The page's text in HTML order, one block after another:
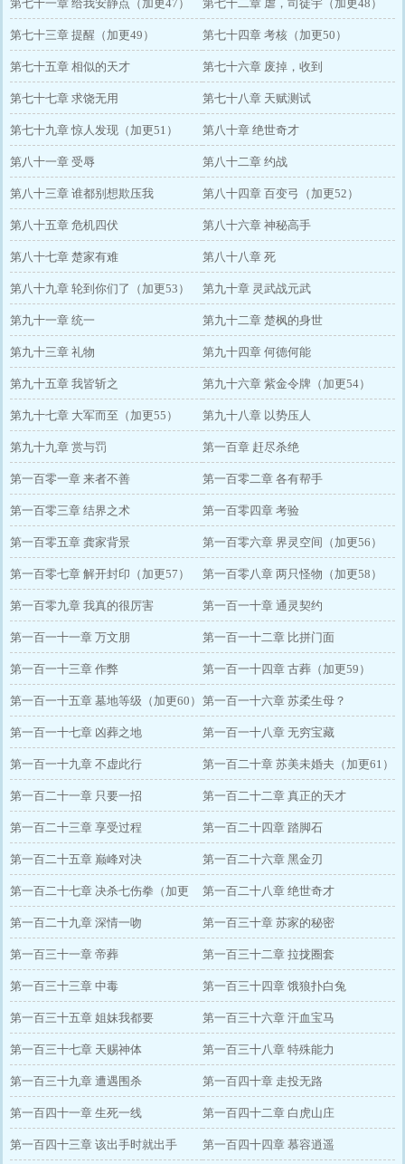
第七十一章 给我安静点（加更47） 第七十二章 虐，司徒宇（加更48）
第七十三章 提醒（加更49） 第七十四章 考核（加更50）
第七十五章 相似的天才 第七十六章 废掉，收到
第七十七章 求饶无用 第七十八章 天赋测试
第七十九章 惊人发现（加更51） 第八十章 绝世奇才
第八十一章 受辱 第八十二章 约战
第八十三章 谁都别想欺压我 第八十四章 百变弓（加更52）
第八十五章 危机四伏 第八十六章 神秘高手
第八十七章 楚家有难 第八十八章 死
第八十九章 轮到你们了（加更53） 第九十章 灵武战元武
第九十一章 统一 第九十二章 楚枫的身世
第九十三章 礼物 第九十四章 何德何能
第九十五章 我皆斩之 第九十六章 紫金令牌（加更54）
第九十七章 大军而至（加更55） 第九十八章 以势压人
第九十九章 赏与罚 第一百章 赶尽杀绝
第一百零一章 来者不善 第一百零二章 各有帮手
第一百零三章 结界之术 第一百零四章 考验
第一百零五章 龚家背景 第一百零六章 界灵空间（加更56）
第一百零七章 解开封印（加更57） 第一百零八章 两只怪物（加更58）
第一百零九章 我真的很厉害 第一百一十章 通灵契约
第一百一十一章 万文朋 第一百一十二章 比拼门面
第一百一十三章 作弊 第一百一十四章 古葬（加更59）
第一百一十五章 墓地等级（加更60） 第一百一十六章 苏柔生母？
第一百一十七章 凶葬之地 第一百一十八章 无穷宝藏
第一百一十九章 不虚此行 第一百二十章 苏美未婚夫（加更61）
第一百二十一章 只要一招 第一百二十二章 真正的天才
第一百二十三章 享受过程 第一百二十四章 踏脚石
第一百二十五章 巅峰对决 第一百二十六章 黑金刃
第一百二十七章 决杀七伤拳（加更
62）
第一百二十八章 绝世奇才
第一百二十九章 深情一吻 第一百三十章 苏家的秘密
第一百三十一章 帝葬 第一百三十二章 拉拢圈套
第一百三十三章 中毒 第一百三十四章 饿狼扑白兔
第一百三十五章 姐妹我都要 第一百三十六章 汗血宝马
第一百三十七章 天赐神体 第一百三十八章 特殊能力
第一百三十九章 遭遇围杀 第一百四十章 走投无路
第一百四十一章 生死一线 第一百四十二章 白虎山庄
第一百四十三章 该出手时就出手 第一百四十四章 慕容逍遥